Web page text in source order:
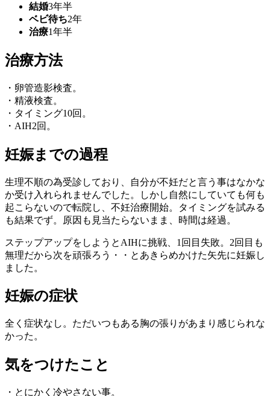
結婚3年半
ベビ待ち2年
治療1年半
治療方法
・卵管造影検査。
・精液検査。
・タイミング10回。
・AIH2回。
妊娠までの過程
生理不順の為受診しており、自分が不妊だと言う事はなかな
か受け入れられませんでした。しかし自然にしていても何も
起こらないので転院し、不妊治療開始。タイミングを試みる
も結果でず。原因も見当たらないまま、時間は経過。
ステップアップをしようとAIHに挑戦、1回目失敗。2回目も
無理だから次を頑張ろう・・とあきらめかけた矢先に妊娠し
ました。
妊娠の症状
全く症状なし。ただいつもある胸の張りがあまり感じられな
かった。
気をつけたこと
・とにかく冷やさない事。